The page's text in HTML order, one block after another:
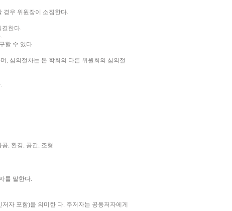
경우 위원장이 소집한다.
결한다.
.
할 수 있다.
, 심의절차는 본 학회의 다른 위원회의 심의절
.
공, 환경, 공간, 조형
를 말한다.
저자 포함)을 의미한 다. 주저자는 공동저자에게